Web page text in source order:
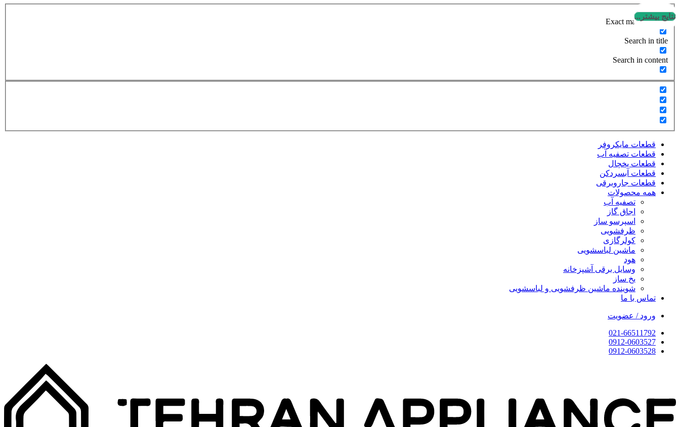
نتایج بیشتر...
Exact matches only
Search in title
Search in content
قطعات مایکروفر
قطعات تصفیه آب
قطعات یخچال
قطعات آبسردکن
قطعات جاروبرقی
همه محصولات
تصفیه آب
اجاق گاز
اسپرسو ساز
ظرفشویی
کولرگازی
ماشین لباسشویی
هود
وسایل برقی آشپزخانه
یخ ساز
شوینده ماشین ظرفشویی و لباسشویی
تماس با ما
ورود / عضویت
021-66511792
0912-0603527
0912-0603528